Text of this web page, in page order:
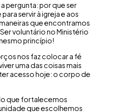
pergunta: por que ser
servir à igreja e aos
que encontramos
voluntário no Ministério
princípio!
nos faz colocar a fé
uma das coisas mais
acesso hoje: o corpo de
que fortalecemos
que escolhemos